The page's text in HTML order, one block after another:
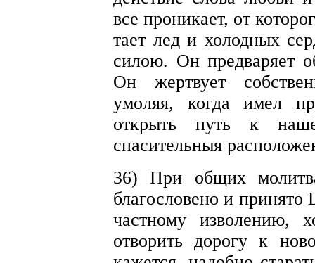
все проникает, от
тает лед и холодных
силою. Он предваряет
Он жертвует
умоляя, когда имел
открыть путь к
спасительныя
36) При общих
благословено и принято
частному изволению,
отворить дорогу к